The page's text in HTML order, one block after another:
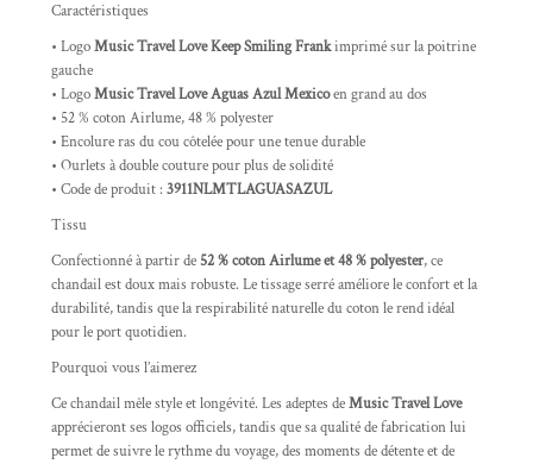
Caractéristiques
• LogoMusic Travel Love Keep Smiling Frankimprimé sur la poitrine
gauche
• LogoMusic Travel Love Aguas Azul Mexicoen grand au dos
• 52 % coton Airlume, 48 % polyester
• Encolure ras du cou côtelée pour une tenue durable
• Ourlets à double couture pour plus de solidité
• Code de produit : 3911NLMTLAGUASAZUL
Tissu
Confectionné à partir de 52 % coton Airlume et 48 % polyester, ce
chandail est doux mais robuste. Le tissage serré améliore le confort et la
durabilité, tandis que la respirabilité naturelle du coton le rend idéal
pour le port quotidien.
Pourquoi vous l’aimerez
Ce chandail mêle style et longévité. Les adeptes deMusic Travel Love
apprécieront ses logos officiels, tandis que sa qualité de fabrication lui
permet de suivre le rythme du voyage, des moments de détente et de